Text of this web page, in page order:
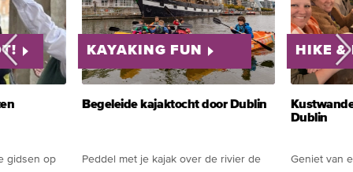
gidsen op
KAYAKING FUN
Begeleide kajaktocht door Dublin
Peddel met je kajak over de rivier de
HIKE &
Dublin
Geniet van